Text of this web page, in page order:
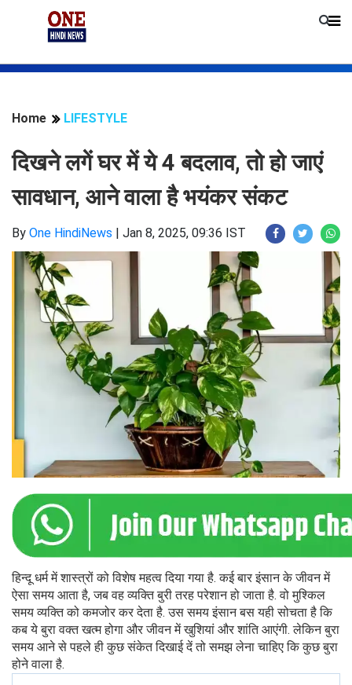
Home LIFESTYLE
दिखने लगें घर में ये 4 बदलाव, तो हो जाएं
सावधान, आने वाला है भयंकर संकट
By One HindiNews | Jan 8, 2025, 09:36 IST
हिन्दू धर्म में शास्त्रों को विशेष महत्व दिया गया है. कई बार इंसान के जीवन में
ऐसा समय आता है, जब वह व्यक्ति बुरी तरह परेशान हो जाता है. वो मुश्किल
समय व्यक्ति को कमजोर कर देता है. उस समय इंसान बस यही सोचता है कि
कब ये बुरा वक्त खत्म होगा और जीवन में खुशियां और शांति आएंगी. लेकिन बुरा
समय आने से पहले ही कुछ संकेत दिखाई दें तो समझ लेना चाहिए कि कुछ बुरा
होने वाला है.